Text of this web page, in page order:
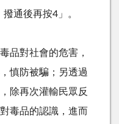
撥通後再按4 」。
品對社會的危害，
慎防被騙；另透過
除再次灌輸民眾反
毒品的認識，進而